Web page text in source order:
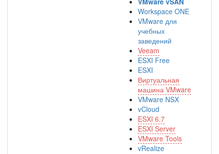
Workspace ONE
VMware для
учебных
заведений
Veeam
ESXI Free
ESXI
Виртуальная
машина VMware
VMware NSX
vCloud
ESXI 6.7
ESXI Server
VMware Tools
vRealize